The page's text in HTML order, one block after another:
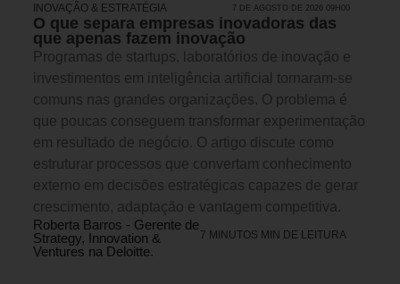
INOVAÇÃO & ESTRATÉGIA 7 DE AGOSTO DE 2026 09H00
O que separa empresas inovadoras das
que apenas fazem inovação
Programas de startups, laboratórios de inovação e
investimentos em inteligência artificial tornaram-se
comuns nas grandes organizações. O problema é
que poucas conseguem transformar experimentação
em resultado de negócio. O artigo discute como
estruturar processos que convertam conhecimento
externo em decisões estratégicas capazes de gerar
crescimento, adaptação e vantagem competitiva.
Roberta Barros - Gerente de
Strategy, Innovation &
Ventures na Deloitte.
7 MINUTOS MIN DE LEITURA